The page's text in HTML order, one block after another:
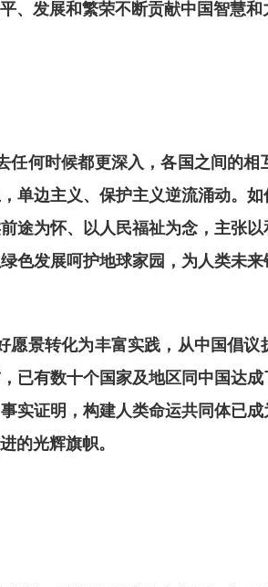
、发展和繁荣不断贡献中国智慧和
何时候都更深入，各国之间的相
单边主义、保护主义逆流涌动。
途为怀、以人民福祉为念，主张
色发展呵护地球家园，为人类未
景转化为丰富实践，从中国倡
已有数十个国家及地区同中国达
实证明，构建人类命运共同体已
的光辉旗帜。